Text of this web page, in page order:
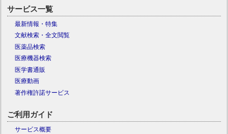
サービス一覧
最新情報・特集
文献検索・全文閲覧
医薬品検索
医療機器検索
医学書通販
医療動画
著作権許諾サービス
ご利用ガイド
サービス概要